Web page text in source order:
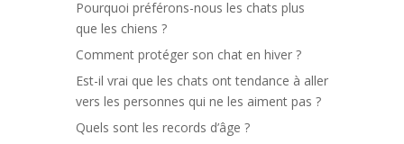
Pourquoi préférons-nous les chats plus
que les chiens ?
Comment protéger son chat en hiver ?
Est-il vrai que les chats ont tendance à aller
vers les personnes qui ne les aiment pas ?
Quels sont les records d’âge ?